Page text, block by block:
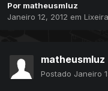
Por matheusmluz
Janeiro 12, 2012 em
matheusmluz
Postado Janeiro